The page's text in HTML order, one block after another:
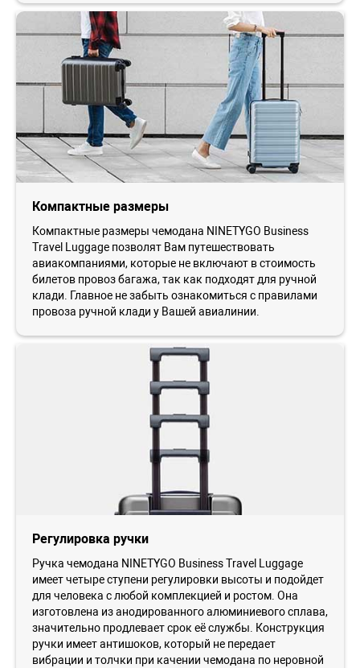
Компактные размеры
Компактные размеры чемодана NINETYGO Business
Travel Luggage позволят Вам путешествовать
авиакомпаниями, которые не включают в стоимость
билетов провоз багажа, так как подходят для ручной
клади. Главное не забыть ознакомиться с правилами
провоза ручной клади у Вашей авиалинии.
Регулировка ручки
Ручка чемодана NINETYGO Business Travel Luggage
имеет четыре ступени регулировки высоты и подойдет
для человека с любой комплекцией и ростом. Она
изготовлена из анодированного алюминиевого сплава,
значительно продлевает срок её службы. Конструкция
ручки имеет антишоков, который не передает
вибрации и толчки при качении чемодана по неровной